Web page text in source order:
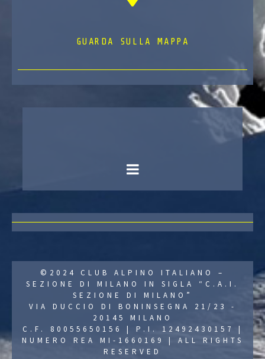
GUARDA SULLA MAPPA
©2024 CLUB ALPINO ITALIANO –
SEZIONE DI MILANO IN SIGLA “C.A.I.
SEZIONE DI MILANO”
VIA DUCCIO DI BONINSEGNA 21/23 -
20145 MILANO
C.F. 80055650156 | P.I. 12492430157 |
NUMERO REA MI-1660169 | ALL RIGHTS
RESERVED